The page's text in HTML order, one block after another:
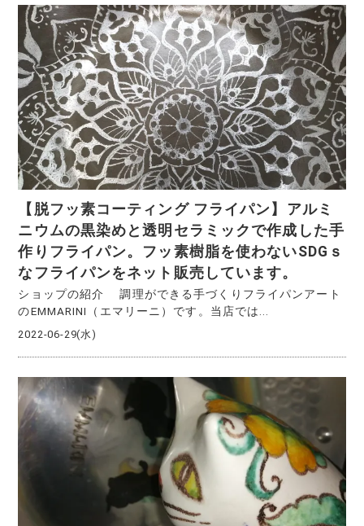
【脱フッ素コーティング フライパン】アルミ
ニウムの黒染めと透明セラミックで作成した手
作りフライパン。フッ素樹脂を使わないSDGｓ
なフライパンをネット販売しています。
ショップの紹介 調理ができる手づくりフライパンアート
のEMMARINI（エマリーニ）です。当店では...
2022-06-29(水)